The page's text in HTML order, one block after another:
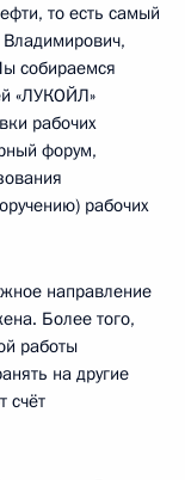
то есть самый
собираемся
«ЛУКОЙЛ»
рабочих
форум,
рабочих
направление
Более того,
работы
на другие
счёт